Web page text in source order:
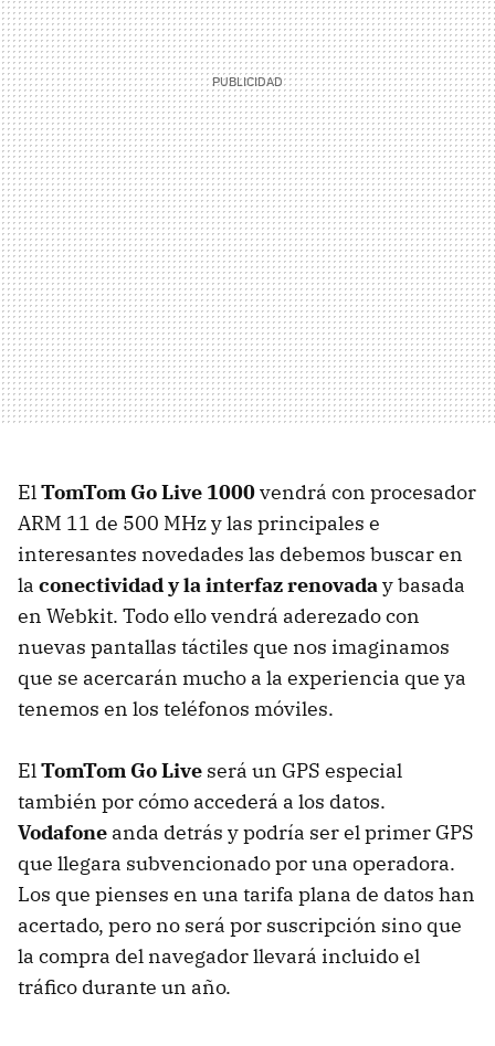
El TomTom Go Live 1000vendrá con procesador
ARM 11 de 500 MHz y las principales e
interesantes novedades las debemos buscar en
la conectividad y la interfaz renovada y basada
en Webkit. Todo ello vendrá aderezado con
nuevas pantallas táctiles que nos imaginamos
que se acercarán mucho a la experiencia que ya
tenemos en los teléfonos móviles.
El TomTom Go Live será un GPS especial
también por cómo accederá a los datos.
Vodafone anda detrás y podría ser el primer GPS
que llegara subvencionado por una operadora.
Los que pienses en una tarifa plana de datos han
acertado, pero no será por suscripción sino que
la compra del navegador llevará incluido el
tráfico durante un año.